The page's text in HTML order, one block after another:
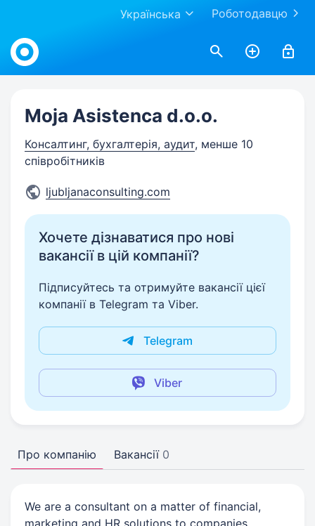
Роботодавцю
Українська
Work.ua
Moja Asistenca d.o.o.
Консалтинг, бухгалтерія, аудит, менше 10
співробітників
ljubljanaconsulting.com
Хочете дізнаватися про нові
вакансії в цій компанії?
Підписуйтесь та отримуйте вакансії цієї
компанії в Telegram та Viber.
Telegram
Viber
Про компанію Вакансії 0
We are a consultant on a matter of financial,
marketing and HR solutions to companies